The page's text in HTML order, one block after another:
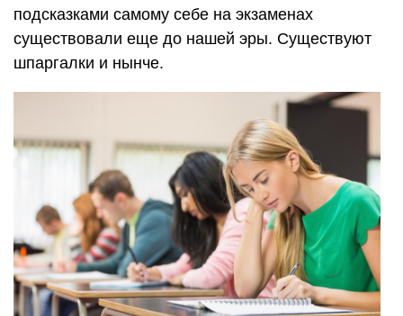
подсказками самому себе на экзаменах
существовали еще до нашей эры. Существуют
шпаргалки и нынче.